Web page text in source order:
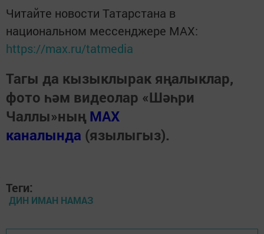
Читайте новости Татарстана в
национальном мессенджере MАХ:
https://max.ru/tatmedia
Тагы да кызыклырак яңалыклар,
фото һәм видеолар «Шәһри
Чаллы»ның MAX
каналында (язылыгыз).
Теги:
ДИН ИМАН НАМАЗ